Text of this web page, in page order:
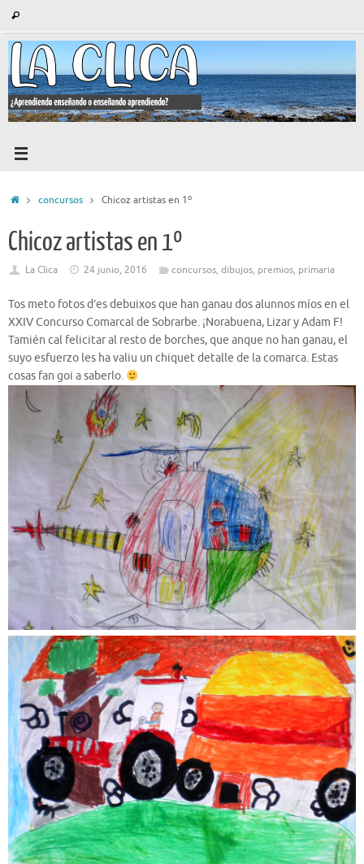
contenido
Buscar
Inicioconcursos Chicoz artistas en 1º
Chicoz artistas en 1º
La Clica 24 junio, 2016 concursos, dibujos, premios, primaria
Tos meto fotos d’es debuixos que han ganau dos alunnos míos en el
XXIV Concurso Comarcal de Sobrarbe. ¡Norabuena, Lizar y Adam F!
Tamién cal felicitar al resto de borches, que anque no han ganau, el
suyo esfuerzo les ha valiu un chiquet detalle de la comarca. Estas
cosas fan goi a saberlo.